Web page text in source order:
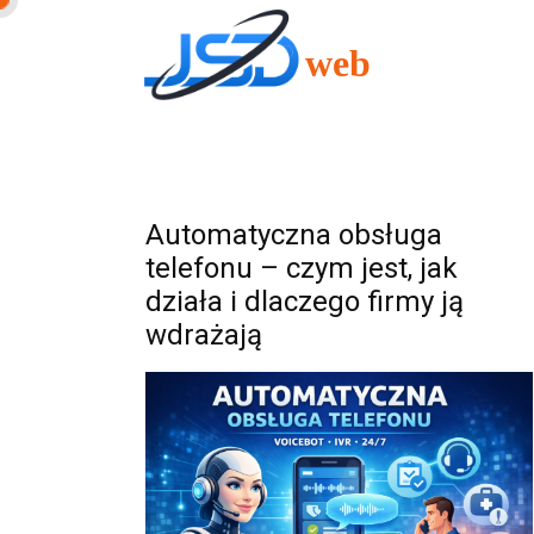
Automatyczna obsługa
telefonu – czym jest, jak
działa i dlaczego firmy ją
wdrażają